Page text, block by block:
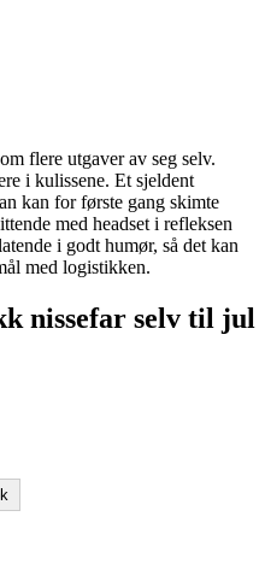
flere utgaver av seg selv.
i kulissene. Et sjeldent
kan for første gang skimte
med headset i refleksen
i godt humør, så det kan
med logistikken.
nissefar selv til jul